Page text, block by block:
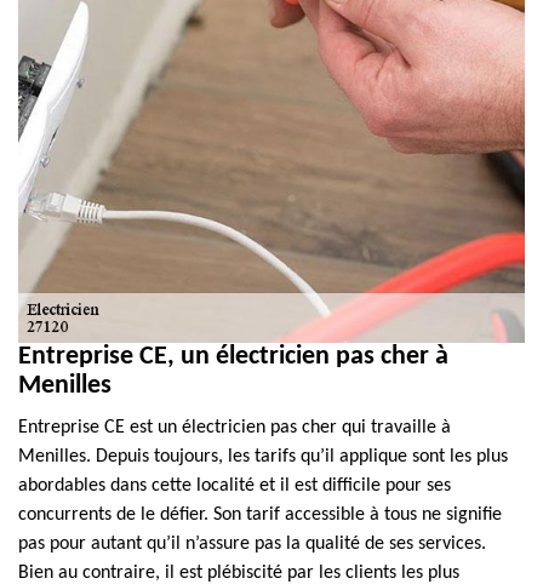
Entreprise CE, un électricien pas cher à
Menilles
Entreprise CE est un électricien pas cher qui travaille à
Menilles. Depuis toujours, les tarifs qu’il applique sont les plus
abordables dans cette localité et il est difficile pour ses
concurrents de le défier. Son tarif accessible à tous ne signifie
pas pour autant qu’il n’assure pas la qualité de ses services.
Bien au contraire, il est plébiscité par les clients les plus